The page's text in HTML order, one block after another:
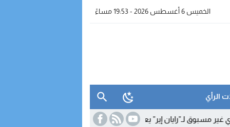
الخميس 6 أغسطس 2026 - 19:53 مساءً
الرأي
إير” يعزز الربط الجوي للداخلة مع أوروبا